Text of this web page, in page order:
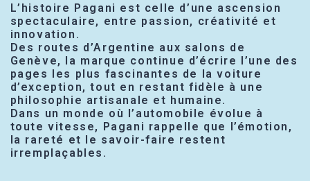
L’histoire Pagani est celle d’une ascension
spectaculaire, entre passion, créativité et
innovation.
Des routes d’Argentine aux salons de
Genève, la marque continue d’écrire l’une des
pages les plus fascinantes de la voiture
d’exception, tout en restant fidèle à une
philosophie artisanale et humaine.
Dans un monde où l’automobile évolue à
toute vitesse, Pagani rappelle que l’émotion,
la rareté et le savoir-faire restent
irremplaçables.